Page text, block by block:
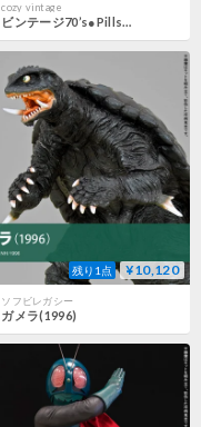
cozy vintage
ビンテージ70’s●Pillsburyドゥーボーイソフビドール●260706z6-dollピルズベリーポッピンフレッシュキャラクター人形インテリア雑貨
残り1点 ¥10,120
ソフビレガシー
ガメラ(1996)